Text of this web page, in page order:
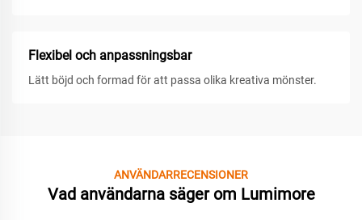
Flexibel och anpassningsbar
Lätt böjd och formad för att passa olika kreativa mönster.
ANVÄNDARRECENSIONER
Vad användarna säger om Lumimore